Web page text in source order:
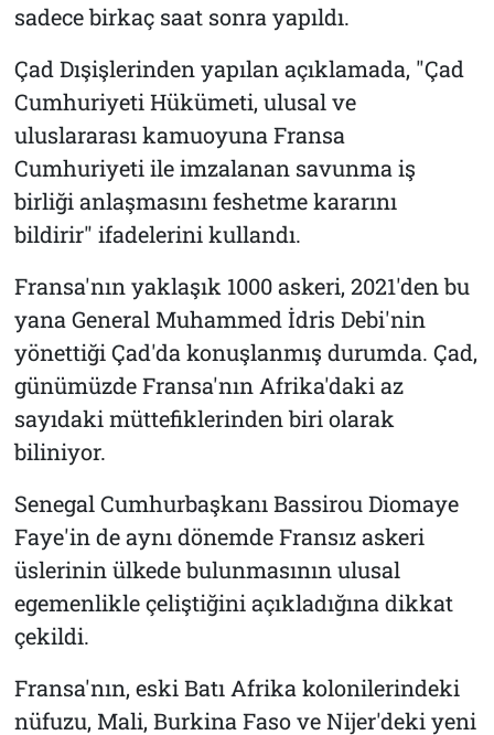
sadece birkaç saat sonra yapıldı.
Çad Dışişlerinden yapılan açıklamada, "Çad
Cumhuriyeti Hükümeti, ulusal ve
uluslararası kamuoyuna Fransa
Cumhuriyeti ile imzalanan savunma iş
birliği anlaşmasını feshetme kararını
bildirir" ifadelerini kullandı.
Fransa'nın yaklaşık 1000 askeri, 2021'den bu
yana General Muhammed İdris Debi'nin
yönettiği Çad'da konuşlanmış durumda. Çad,
günümüzde Fransa'nın Afrika'daki az
sayıdaki müttefiklerinden biri olarak
biliniyor.
Senegal Cumhurbaşkanı Bassirou Diomaye
Faye'in de aynı dönemde Fransız askeri
üslerinin ülkede bulunmasının ulusal
egemenlikle çeliştiğini açıkladığına dikkat
çekildi.
Fransa'nın, eski Batı Afrika kolonilerindeki
nüfuzu, Mali, Burkina Faso ve Nijer'deki yeni